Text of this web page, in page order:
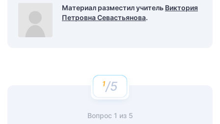
Материал разместил учитель Виктория
Петровна Севастьянова.
/5
Вопрос 1 из 5